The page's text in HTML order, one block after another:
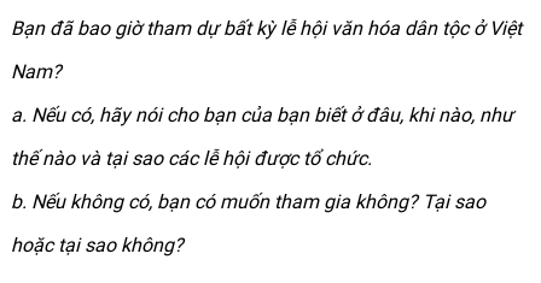
Bạn đã bao giờ tham dự bất kỳ lễ hội văn hóa dân tộc ở Việt
Nam?
a. Nếu có, hãy nói cho bạn của bạn biết ở đâu, khi nào, như
thế nào và tại sao các lễ hội được tổ chức.
b. Nếu không có, bạn có muốn tham gia không? Tại sao
hoặc tại sao không?